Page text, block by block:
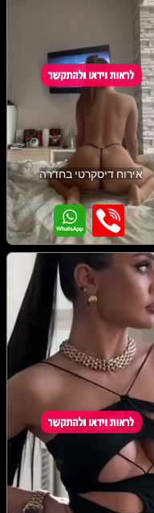
אירוח דיסקרטי בחדרה